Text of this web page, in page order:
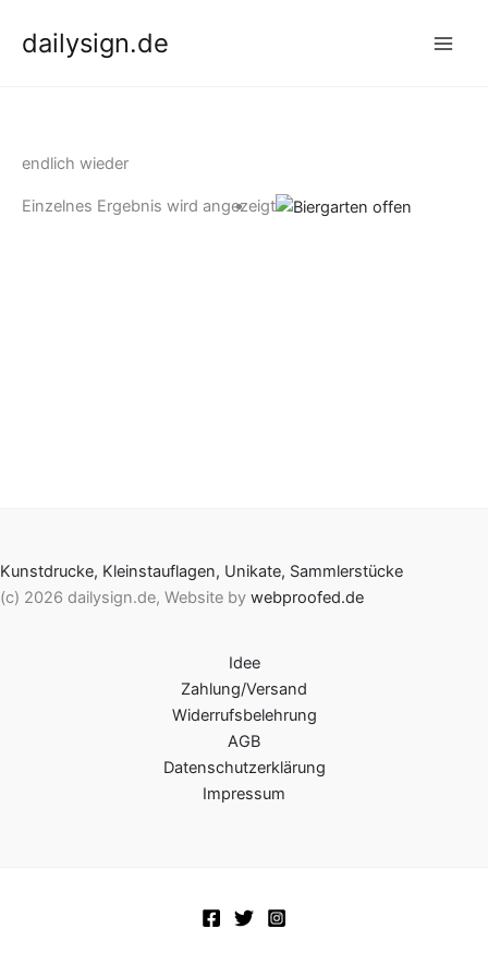
Inhaltdailysign.de
endlich wieder
Einzelnes Ergebnis wird angezeigt
Kunstdrucke, Kleinstauflagen, Unikate, Sammlerstücke
(c) 2026 dailysign.de, Website by webproofed.de
Idee
Zahlung/Versand
Widerrufsbelehrung
AGB
Datenschutzerklärung
Impressum